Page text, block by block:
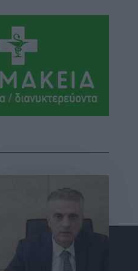
Κ20 στα σωματεία
ώρες
Στίβου: Πότε
Μαγκούλια, η
ο Κριτούλης
των τελευταίων
ο Μιχάλης